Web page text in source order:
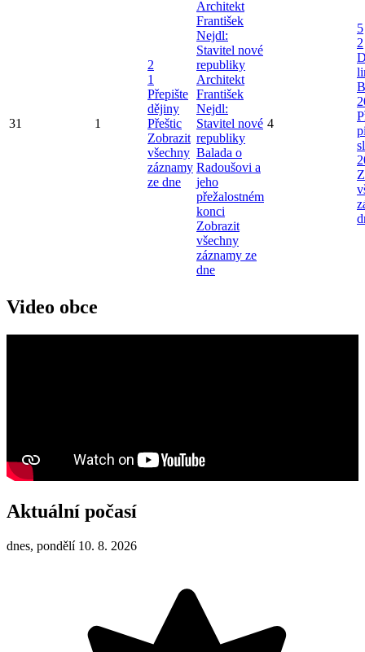
31 1
2
1
Přepište
dějiny
Přeštic
Zobrazit
všechny
záznamy
ze dne
Architekt
František
Nejdl:
Stavitel nové
republiky
Architekt
František
Nejdl:
Stavitel nové
republiky
Balada o
Radoušovi a
jeho
přežalostném
konci
Zobrazit
všechny
záznamy ze
dne
4
5
2
Video obce
Aktuální počasí
dnes, pondělí 10. 8. 2026